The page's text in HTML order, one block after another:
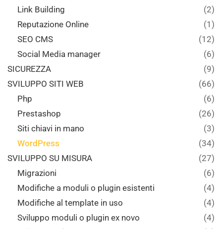
Link Building
(2)
Reputazione Online
(1)
SEO CMS
(12)
Social Media manager
(6)
SICUREZZA
(9)
SVILUPPO SITI WEB
(66)
Php
(6)
Prestashop
(26)
Siti chiavi in mano
(3)
WordPress
(34)
SVILUPPO SU MISURA
(27)
Migrazioni
(6)
Modifiche a moduli o plugin esistenti
(4)
Modifiche al template in uso
(4)
Sviluppo moduli o plugin ex novo
(4)